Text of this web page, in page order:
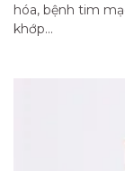
hóa, bệnh tim
khớp...